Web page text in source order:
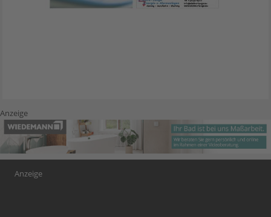
Anzeige
Anzeige